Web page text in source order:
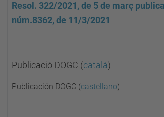
Resol. 322/2021, de 5 de març
núm.8362, de 11/3/2021
Publicació DOGC (català)
Publicación DOGC (castellano)